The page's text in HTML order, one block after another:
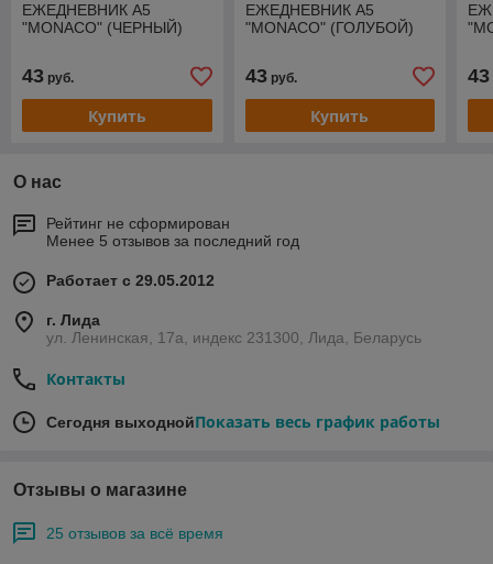
ЕЖЕДНЕВНИК А5
"MONACO" (ЧЕРНЫЙ)
43 руб.
Купить
ЕЖЕДНЕВНИК А5
"MONACO" (ГОЛУБОЙ)
43руб.
Купить
43
О нас
Рейтинг не сформирован
Менее 5 отзывов за последний год
Работает с 29.05.2012
г. Лида
ул. Ленинская, 17а, индекс 231300, Лида, Беларусь
Контакты
Сегодня выходнойПоказать весь график работы
Отзывы о магазине
25 отзывов за всё время